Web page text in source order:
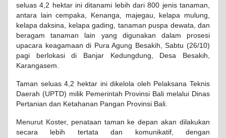
seluas 4,2 hektar ini ditanami lebih dari 800 jenis tanaman,
antara lain cempaka, Kenanga, majegau, kelapa mulung,
kelapa daksina, kelapa gading, tanaman puspa dewata, dan
beragam tanaman lain yang digunakan dalam prosesi
upacara keagamaan di Pura Agung Besakih, Sabtu (26/10)
pagi berlokasi di Banjar Kedungdung, Desa Besakih,
Karangasem.
Taman seluas 4,2 hektar ini dikelola oleh Pelaksana Teknis
Daerah (UPTD) milik Pemerintah Provinsi Bali melalui Dinas
Pertanian dan Ketahanan Pangan Provinsi Bali.
Menurut Koster, penataan taman ke depan akan dilakukan
secara lebih tertata dan komunikatif, dengan